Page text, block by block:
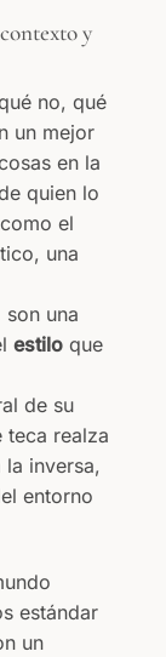
y
no, qué
un mejor
en la
quien lo
el
una
una
estilo que
de su
realza
inversa,
entorno
estándar
un